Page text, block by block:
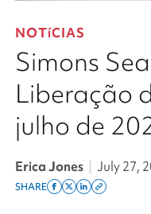
NOTíCIAS
Simons
Liberação
julho de
Erica Jones | July 27,
SHARE
Share
Share
ShareCopy